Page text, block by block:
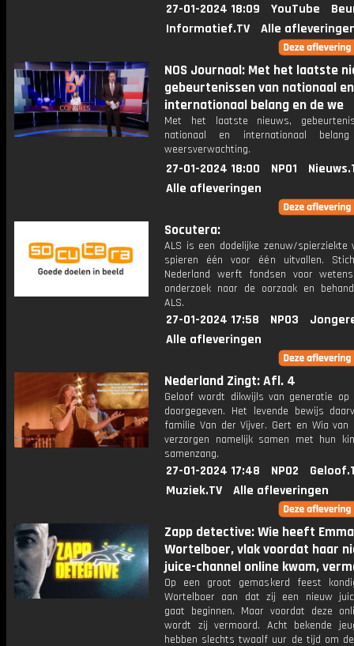
27-01-2024 18:09 YouTube
Informatief.TV
Alle
NOS Journaal: Met het laatste
gebeurtenissen van nationaal en
internationaal belang en de we
Met het laatste nieuws,
nationaal en internationaal
weersverwachting.
27-01-2024 18:00 NPO1
Alle afleveringen
Socutera:
ALS is een dodelijke zenuw/spierziekte
spieren één voor één uitvallen.
Nederland werft fondsen voor
onderzoek naar de oorzaak en
ALS.
27-01-2024 17:58 NPO3
Alle afleveringen
Nederland Zingt: Afl. 4
Geloof wordt dikwijls van generatie op
doorgegeven. Het levende bewijs
familie Van der Vijver. Gert en Wia van
verzorgen namelijk samen met hun
samenzang.
27-01-2024 17:48 NPO2
Muziek.TV
Alle afleveringen
Zapp detective: Wie heeft Emma
Wortelboer, vlak voordat haar
juice-channel online kwam,
Op een groot gemaskerd feest
Wortelboer aan dat zij een nieuw
gaat beginnen. Maar voordat deze
wordt zij vermoord. Acht bekende
hebben slechts twaalf uur de tijd om